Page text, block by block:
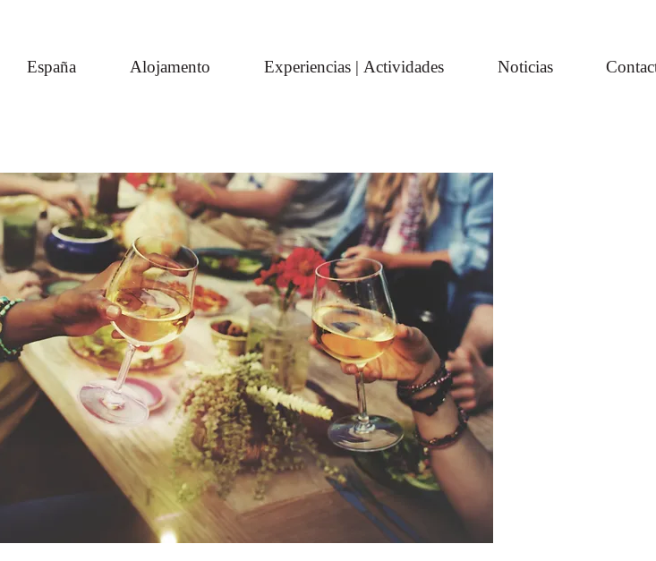
España Alojamento Experiencias | Actividades Noticias